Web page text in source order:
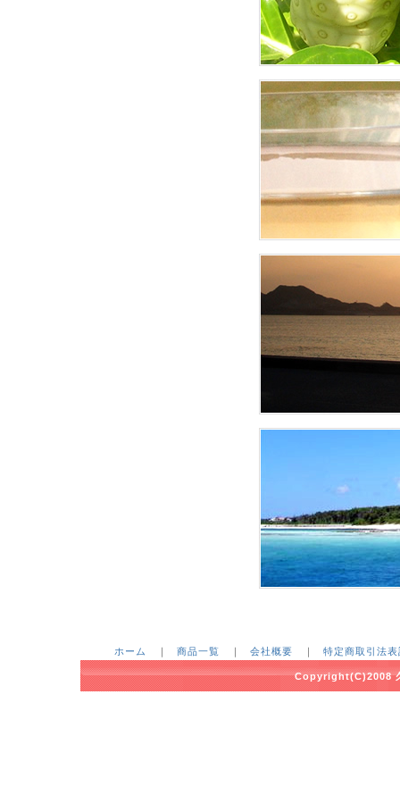
ホーム ｜ 商品一覧 ｜ 会社概要 ｜ 特定商取引法表
Copyright(C)2008